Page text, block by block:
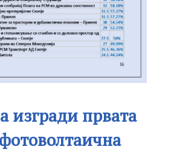
изгради првата